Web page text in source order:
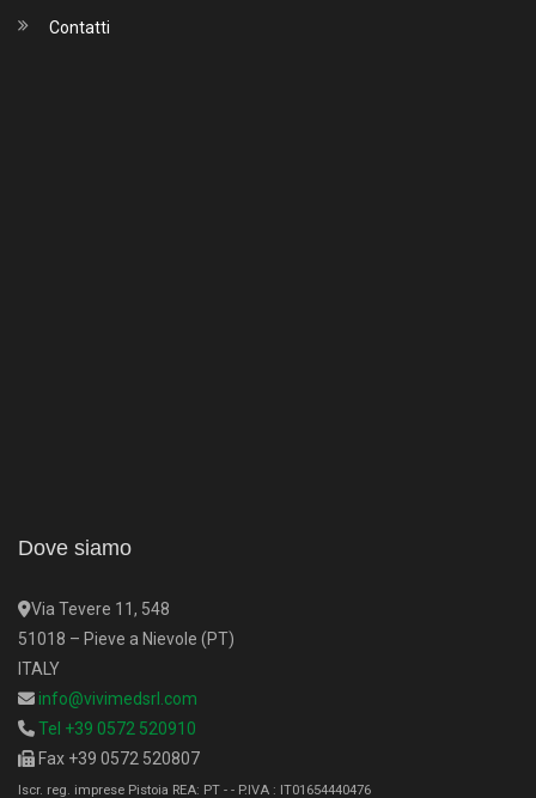
Contatti
Dove siamo
Via Tevere 11, 548
51018 – Pieve a Nievole (PT)
ITALY
info@vivimedsrl.com
Tel +39 0572 520910
Fax +39 0572 520807
Iscr. reg. imprese Pistoia REA: PT - - P.IVA : IT01654440476